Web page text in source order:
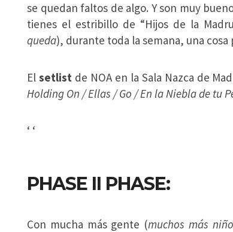
se quedan faltos de algo. Y son muy
tienes el estribillo de “Hijos de la
queda), durante toda la semana, una cosa
El setlist de NOA en la Sala Nazca de
Holding On / Ellas / Go / En la Niebla de tu
‘ ‘
PHASE II PHASE:
Con mucha más gente (muchos más